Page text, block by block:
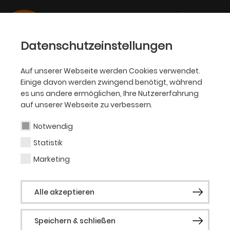
Datenschutzeinstellungen
Auf unserer Webseite werden Cookies verwendet.
Einige davon werden zwingend benötigt, während
es uns andere ermöglichen, Ihre Nutzererfahrung
auf unserer Webseite zu verbessern.
Notwendig
Statistik
Marketing
Alle akzeptieren
Speichern & schließen
OPER
Olivier Py
Regisseur
Olivier Py ist einer der gefragtesten
französischen Regisseure, Dramatiker und
Schauspieler unserer Zeit. Er absolvierte
seine Ausbildung am Conservatoire